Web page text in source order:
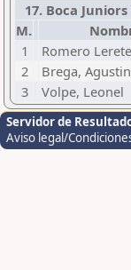
17. Boca
M.
1
Romero
2
Brega, Agustin
3
Volpe, Leonel
Servidor de
Aviso legal/